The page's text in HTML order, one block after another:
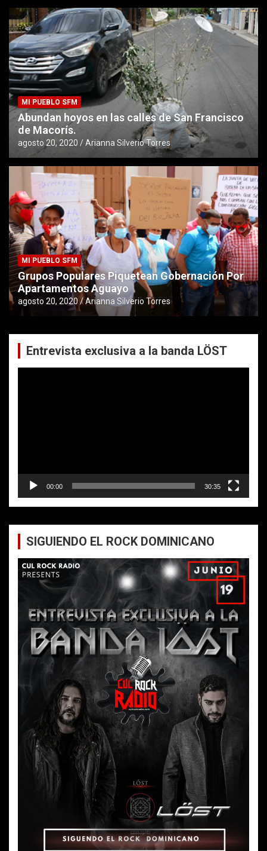
MI PUEBLO SFM
Abundan hoyos en las calles de San Francisco
de Macorís.
agosto 20, 2020 Arianna Silverio Torres
MI PUEBLO SFM
Grupos Populares Piquetean Gobernación Por
Apartamentos Aguayo
agosto 20, 2020 Arianna Silverio Torres
Entrevista exclusiva a la banda LÖST
00:00 30:35
SIGUIENDO EL ROCK DOMINICANO